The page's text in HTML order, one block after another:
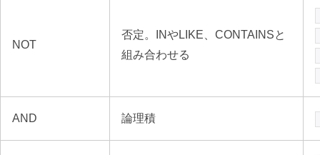
NOT
否定。INやLIKE、CONTAINSと
組み合わせる
AND 論理積